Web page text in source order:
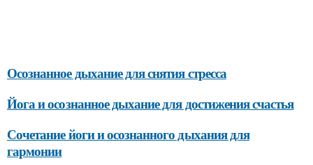
Осознанное дыхание для снятия стресса
Йога и осознанное дыхание для достижения счастья
Сочетание йоги и осознанного дыхания для
гармонии